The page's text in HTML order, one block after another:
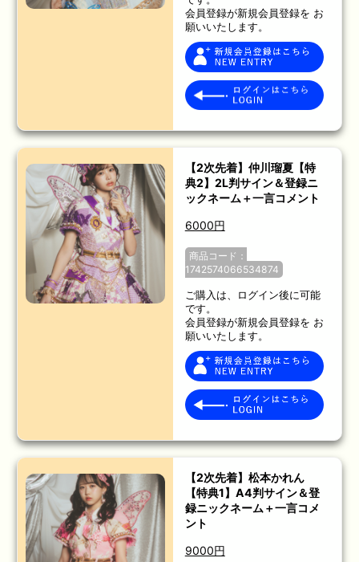
会員登録が新規会員登録を お
願いいたします。
【2次先着】仲川瑠夏【特
典2】2L判サイン＆登録ニ
ックネーム＋一言コメント
6000円
商品コード：
1742574066534874
ご購入は、ログイン後に可能
です。
会員登録が新規会員登録を お
願いいたします。
【2次先着】松本かれん
【特典1】A4判サイン＆登
録ニックネーム＋一言コメ
ント
9000円